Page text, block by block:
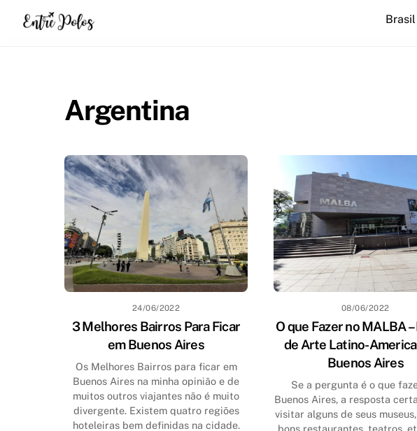
Brasil
Argentina
24/06/2022
3 Melhores Bairros Para Ficar
em Buenos Aires
Os Melhores Bairros para ficar em
Buenos Aires na minha opinião e de
muitos outros viajantes não é muito
divergente. Existem quatro regiões
hoteleiras bem definidas na cidade.
08/06/2022
O que Fazer no MALBA
de Arte Latino-
Buenos Aires
Se a pergunta é o que
Buenos Aires, a resposta
visitar alguns de seus
bons restaurantes, teatros,